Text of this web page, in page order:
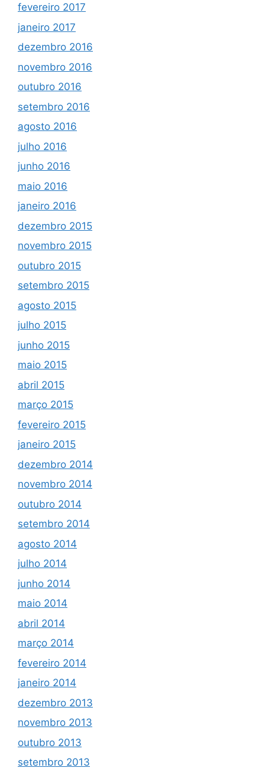
fevereiro 2017
janeiro 2017
dezembro 2016
novembro 2016
outubro 2016
setembro 2016
agosto 2016
julho 2016
junho 2016
maio 2016
janeiro 2016
dezembro 2015
novembro 2015
outubro 2015
setembro 2015
agosto 2015
julho 2015
junho 2015
maio 2015
abril 2015
março 2015
fevereiro 2015
janeiro 2015
dezembro 2014
novembro 2014
outubro 2014
setembro 2014
agosto 2014
julho 2014
junho 2014
maio 2014
abril 2014
março 2014
fevereiro 2014
janeiro 2014
dezembro 2013
novembro 2013
outubro 2013
setembro 2013